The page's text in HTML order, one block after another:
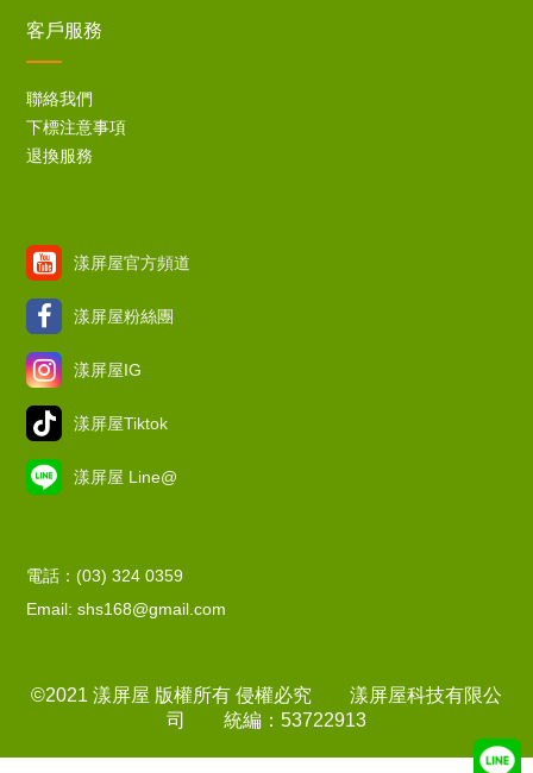
客戶服務
聯絡我們
下標注意事項
退換服務
漾屏屋官方頻道
漾屏屋粉絲團
漾屏屋IG
漾屏屋Tiktok
漾屏屋 Line@
電話：(03) 324 0359
Email: shs168@gmail.com
©2021 漾屏屋 版權所有 侵權必究 漾屏屋科技有限公
司 統編：53722913